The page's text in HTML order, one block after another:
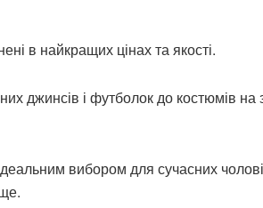
в найкращих цінах та якості.
джинсів і футболок до костюмів
вибором для сучасних